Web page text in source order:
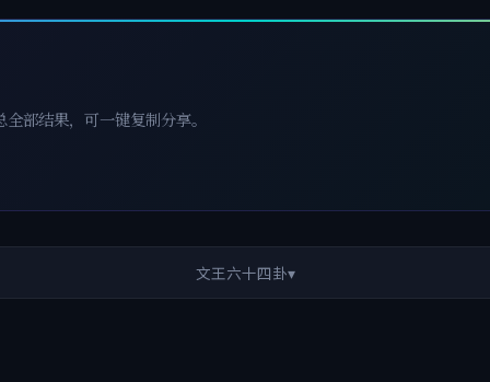
部结果，可一键复制分享。
文王六十四卦▾